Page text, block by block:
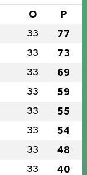
O P
33 77
33 73
33 69
33 59
33 55
33 54
33 48
33 40